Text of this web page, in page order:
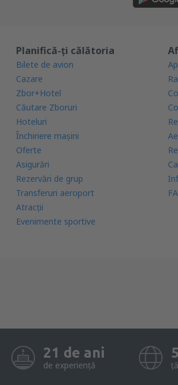
Planifică-ți călătoria
Bilete de avion
Cazare
Zbor+Hotel
Căutare Zboruri
Hoteluri
Închiriere mașini
Oferte
Asigurări
Rezervări de grup
Transferuri aeroport
Atracţii
Evenimente sportive
21 de ani
de experiență